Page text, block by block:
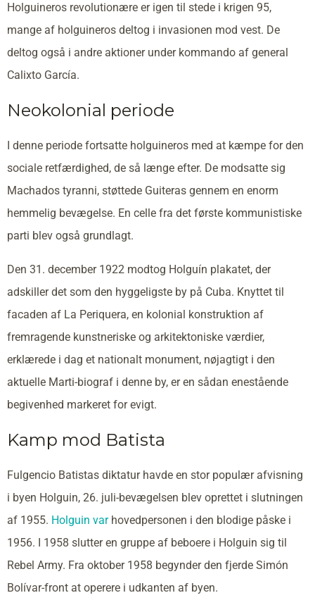
Holguineros revolutionære er igen til stede i krigen 95,
mange af holguineros deltog i invasionen mod vest. De
deltog også i andre aktioner under kommando af general
Calixto García.
Neokolonial periode
I denne periode fortsatte holguineros med at kæmpe for den
sociale retfærdighed, de så længe efter. De modsatte sig
Machados tyranni, støttede Guiteras gennem en enorm
hemmelig bevægelse. En celle fra det første kommunistiske
parti blev også grundlagt.
Den 31. december 1922 modtog Holguín plakatet, der
adskiller det som den hyggeligste by på Cuba. Knyttet til
facaden af La Periquera, en kolonial konstruktion af
fremragende kunstneriske og arkitektoniske værdier,
erklærede i dag et nationalt monument, nøjagtigt i den
aktuelle Marti-biograf i denne by, er en sådan enestående
begivenhed markeret for evigt.
Kamp mod Batista
Fulgencio Batistas diktatur havde en stor populær afvisning
i byen Holguin, 26. juli-bevægelsen blev oprettet i slutningen
af 1955. Holguin varhovedpersonen i den blodige påske i
1956. I 1958 slutter en gruppe af beboere i Holguin sig til
Rebel Army. Fra oktober 1958 begynder den fjerde Simón
Bolívar-front at operere i udkanten af byen.